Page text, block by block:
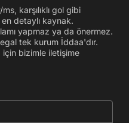
karşılıklı gol gibi
detaylı kaynak.
yapmaz ya da önermez.
tek kurum İddaa'dır.
için bizimle iletişime